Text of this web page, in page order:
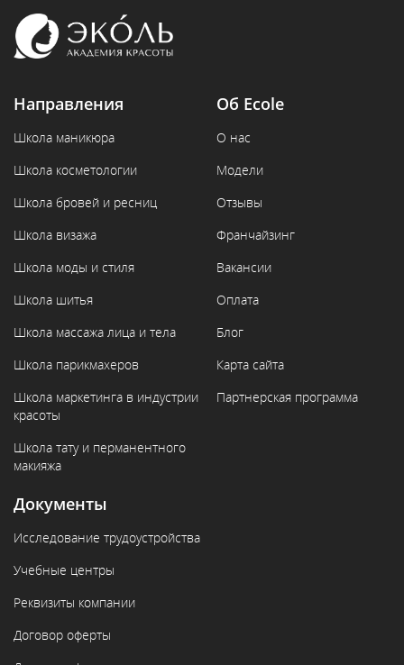
Направления
Школа маникюра
Школа косметологии
Школа бровей и ресниц
Школа визажа
Школа моды и стиля
Школа шитья
Школа массажа лица и тела
Школа парикмахеров
Школа маркетинга в индустрии
красоты
Школа тату и перманентного
макияжа
Об Ecole
О нас
Модели
Отзывы
Франчайзинг
Вакансии
Оплата
Блог
Карта сайта
Партнерская программа
Документы
Исследование трудоустройства
Учебные центры
Реквизиты компании
Договор оферты